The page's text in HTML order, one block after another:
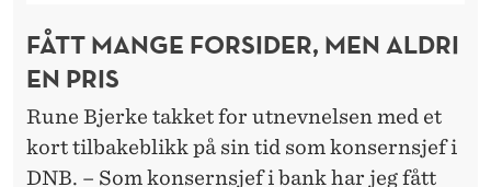
FÅTT MANGE FORSIDER, MEN ALDRI
EN PRIS
Rune Bjerke takket for utnevnelsen med et
kort tilbakeblikk på sin tid som konsernsjef i
DNB. – Som konsernsjef i bank har jeg fått